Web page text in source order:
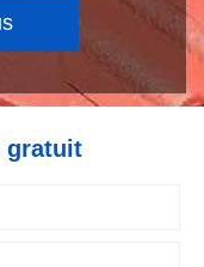
gratuit